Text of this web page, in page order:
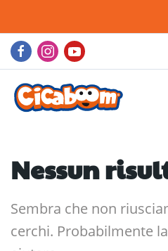
Nessun
Sembra che non
cerchi. Probabilmente